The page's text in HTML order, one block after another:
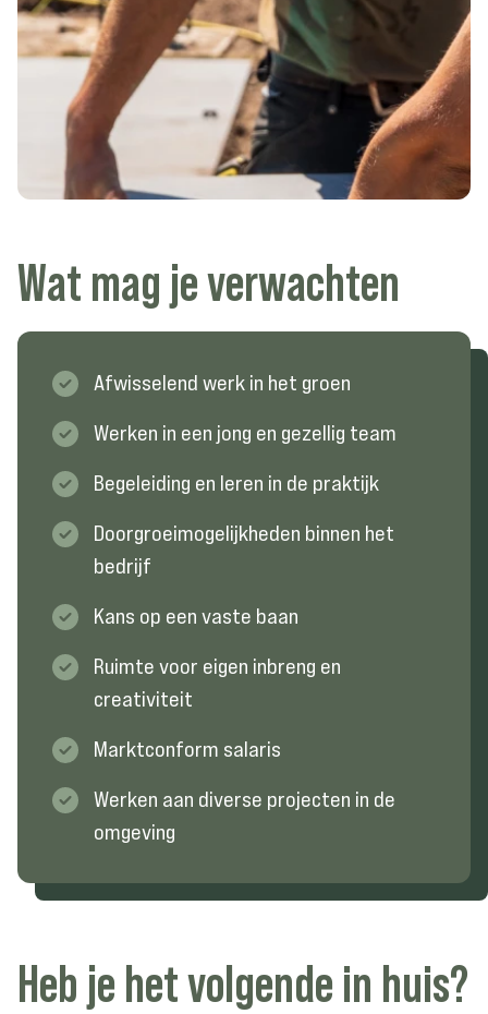
Wat mag jeverwachten
Afwisselend werk in het groen
Werken in een jong en gezellig team
Begeleiding en leren in de praktijk
Doorgroeimogelijkheden binnen het
bedrijf
Kans op een vaste baan
Ruimte voor eigen inbreng en
creativiteit
Marktconform salaris
Werken aan diverse projecten in de
omgeving
Heb je hetvolgende in huis?